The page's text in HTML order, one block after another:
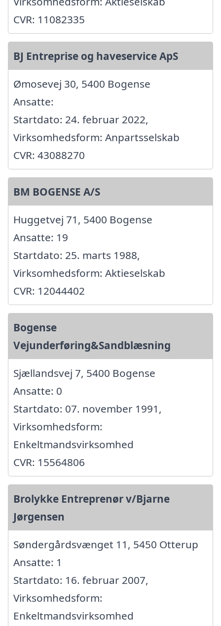
CVR: 11082335
BJ Entreprise og haveservice ApS
Ømosevej 30, 5400 Bogense
Ansatte:
Startdato: 24. februar 2022,
Virksomhedsform: Anpartsselskab
CVR: 43088270
BM BOGENSE A/S
Huggetvej 71, 5400 Bogense
Ansatte: 19
Startdato: 25. marts 1988,
Virksomhedsform: Aktieselskab
CVR: 12044402
Bogense
Vejunderføring&Sandblæsning
Sjællandsvej 7, 5400 Bogense
Ansatte: 0
Startdato: 07. november 1991,
Virksomhedsform:
Enkeltmandsvirksomhed
CVR: 15564806
Brolykke Entreprenør v/Bjarne
Jørgensen
Søndergårdsvænget 11, 5450 Otterup
Ansatte: 1
Startdato: 16. februar 2007,
Virksomhedsform:
Enkeltmandsvirksomhed